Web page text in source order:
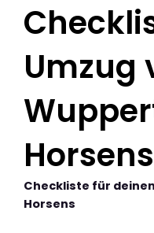
Umzug
Horsens
Checkliste für
Horsens